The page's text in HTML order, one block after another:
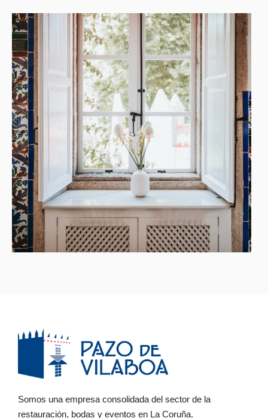
Somos una empresa consolidada del sector de la
restauración, bodas y eventos en La Coruña.